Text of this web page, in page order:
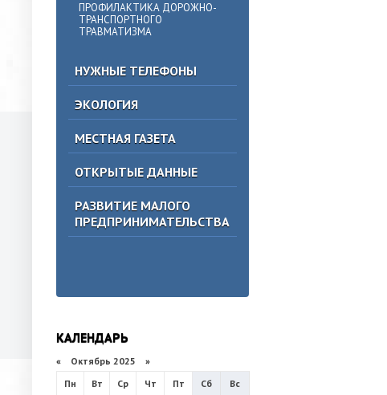
ПРОФИЛАКТИКА ДОРОЖНО-
ТРАНСПОРТНОГО
ТРАВМАТИЗМА
НУЖНЫЕ ТЕЛЕФОНЫ
ЭКОЛОГИЯ
МЕСТНАЯ ГАЗЕТА
ОТКРЫТЫЕ ДАННЫЕ
РАЗВИТИЕ МАЛОГО
ПРЕДПРИНИМАТЕЛЬСТВА
КАЛЕНДАРЬ
« Октябрь 2025 »
Пн
Вт Ср Чт Пт Сб
Вс